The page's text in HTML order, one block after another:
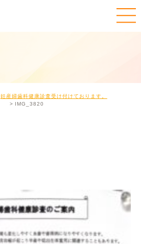
妊産婦歯科健康診査受け付けております。
IMG_3820